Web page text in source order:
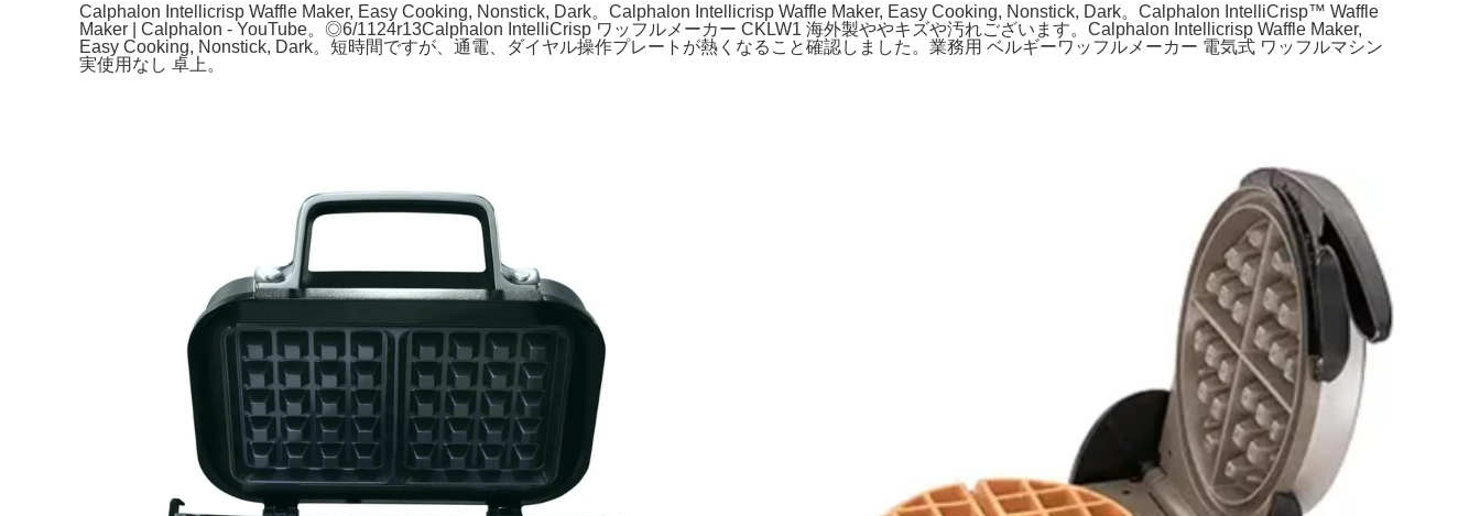
Calphalon Intellicrisp Waffle Maker, Easy Cooking, Nonstick, Dark。Calphalon Intellicrisp Waffle Maker, Easy Cooking, Nonstick, Dark。Calphalon IntelliCrisp™ Waffle
Maker | Calphalon - YouTube。◎6/1124r13Calphalon IntelliCrisp ワッフルメーカー CKLW1 海外製ややキズや汚れございます。Calphalon Intellicrisp Waffle Maker,
Easy Cooking, Nonstick, Dark。短時間ですが、通電、ダイヤル操作プレートが熱くなること確認しました。業務用 ベルギーワッフルメーカー 電気式 ワッフルマシン
実使用なし 卓上。